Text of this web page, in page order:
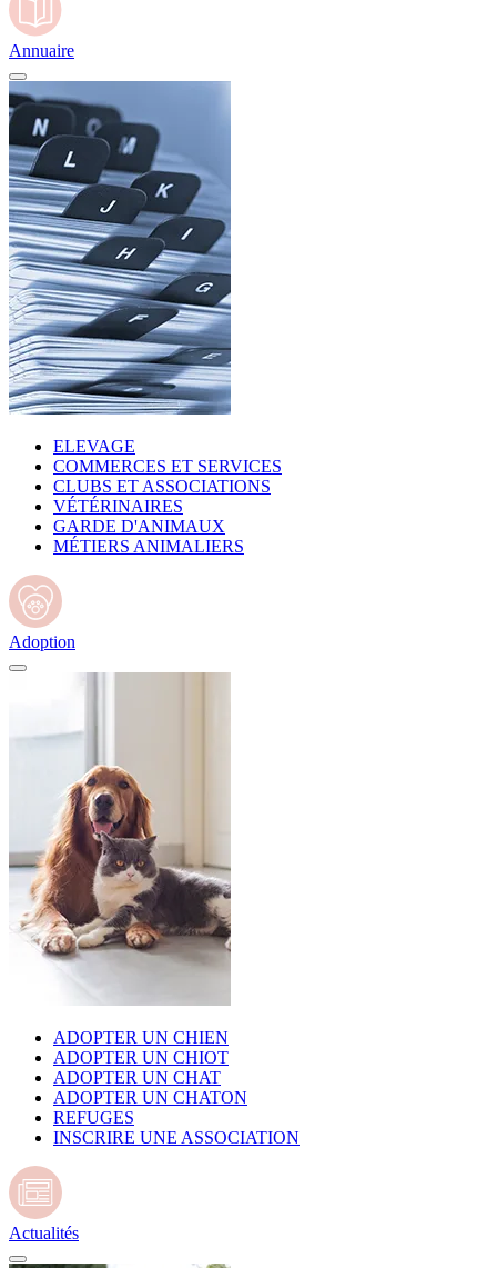
Annuaire
ELEVAGE
COMMERCES ET SERVICES
CLUBS ET ASSOCIATIONS
VÉTÉRINAIRES
GARDE D'ANIMAUX
MÉTIERS ANIMALIERS
Adoption
ADOPTER UN CHIEN
ADOPTER UN CHIOT
ADOPTER UN CHAT
ADOPTER UN CHATON
REFUGES
INSCRIRE UNE ASSOCIATION
Actualités